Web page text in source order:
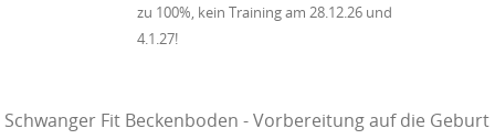
zu 100%, kein Training am 28.12.26 und
4.1.27!
Schwanger Fit Beckenboden - Vorbereitung auf die Geburt